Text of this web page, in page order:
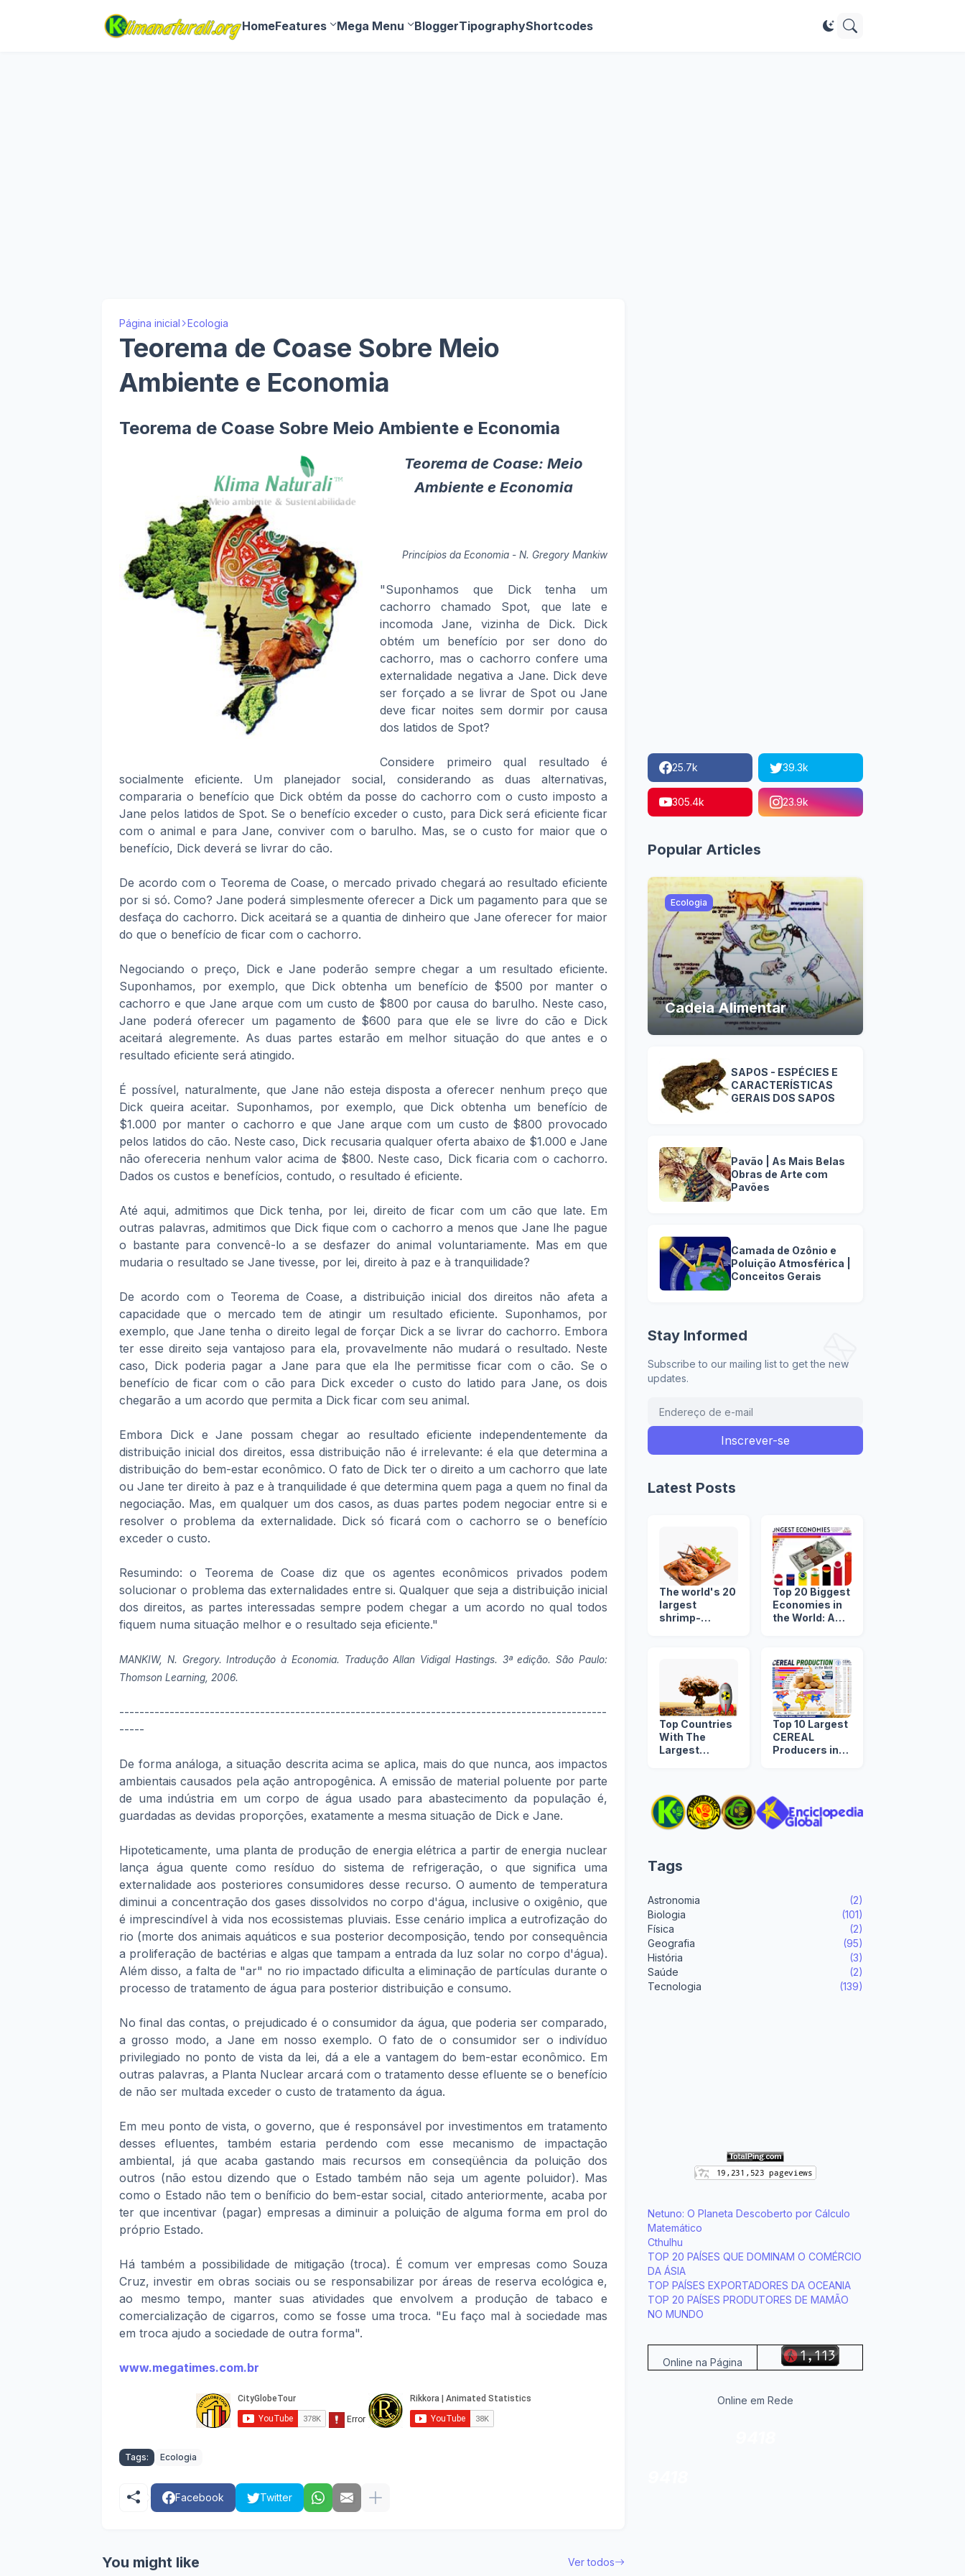
HomeFeatures Mega Menu BloggerTipographyShortcodes
Página inicial Ecologia
Teorema de Coase Sobre Meio
Ambiente e Economia
Teorema de Coase Sobre Meio Ambiente e Economia
Teorema de Coase: Meio
Ambiente e Economia
Princípios da Economia - N. Gregory Mankiw
"Suponhamos que Dick tenha um
cachorro chamado Spot, que late e
incomoda Jane, vizinha de Dick. Dick
obtém um benefício por ser dono do
cachorro, mas o cachorro confere uma
externalidade negativa a Jane. Dick deve
ser forçado a se livrar de Spot ou Jane
deve ficar noites sem dormir por causa
dos latidos de Spot?
Considere primeiro qual resultado é
socialmente eficiente. Um planejador social, considerando as duas alternativas,
compararia o benefício que Dick obtém da posse do cachorro com o custo imposto a
Jane pelos latidos de Spot. Se o benefício exceder o custo, para Dick será eficiente ficar
com o animal e para Jane, conviver com o barulho. Mas, se o custo for maior que o
benefício, Dick deverá se livrar do cão.
De acordo com o Teorema de Coase, o mercado privado chegará ao resultado eficiente
por si só. Como? Jane poderá simplesmente oferecer a Dick um pagamento para que se
desfaça do cachorro. Dick aceitará se a quantia de dinheiro que Jane oferecer for maior
do que o benefício de ficar com o cachorro.
Negociando o preço, Dick e Jane poderão sempre chegar a um resultado eficiente.
Suponhamos, por exemplo, que Dick obtenha um benefício de $500 por manter o
cachorro e que Jane arque com um custo de $800 por causa do barulho. Neste caso,
Jane poderá oferecer um pagamento de $600 para que ele se livre do cão e Dick
aceitará alegremente. As duas partes estarão em melhor situação do que antes e o
resultado eficiente será atingido.
É possível, naturalmente, que Jane não esteja disposta a oferecer nenhum preço que
Dick queira aceitar. Suponhamos, por exemplo, que Dick obtenha um benefício de
$1.000 por manter o cachorro e que Jane arque com um custo de $800 provocado
pelos latidos do cão. Neste caso, Dick recusaria qualquer oferta abaixo de $1.000 e Jane
não ofereceria nenhum valor acima de $800. Neste caso, Dick ficaria com o cachorro.
Dados os custos e benefícios, contudo, o resultado é eficiente.
Até aqui, admitimos que Dick tenha, por lei, direito de ficar com um cão que late. Em
outras palavras, admitimos que Dick fique com o cachorro a menos que Jane lhe pague
o bastante para convencê-lo a se desfazer do animal voluntariamente. Mas em que
mudaria o resultado se Jane tivesse, por lei, direito à paz e à tranquilidade?
De acordo com o Teorema de Coase, a distribuição inicial dos direitos não afeta a
capacidade que o mercado tem de atingir um resultado eficiente. Suponhamos, por
exemplo, que Jane tenha o direito legal de forçar Dick a se livrar do cachorro. Embora
ter esse direito seja vantajoso para ela, provavelmente não mudará o resultado. Neste
caso, Dick poderia pagar a Jane para que ela lhe permitisse ficar com o cão. Se o
benefício de ficar com o cão para Dick exceder o custo do latido para Jane, os dois
chegarão a um acordo que permita a Dick ficar com seu animal.
Embora Dick e Jane possam chegar ao resultado eficiente independentemente da
distribuição inicial dos direitos, essa distribuição não é irrelevante: é ela que determina a
distribuição do bem-estar econômico. O fato de Dick ter o direito a um cachorro que late
ou Jane ter direito à paz e à tranquilidade é que determina quem paga a quem no final da
negociação. Mas, em qualquer um dos casos, as duas partes podem negociar entre si e
resolver o problema da externalidade. Dick só ficará com o cachorro se o benefício
exceder o custo.
Resumindo: o Teorema de Coase diz que os agentes econômicos privados podem
solucionar o problema das externalidades entre si. Qualquer que seja a distribuição inicial
dos direitos, as partes interessadas sempre podem chegar a um acordo no qual todos
fiquem numa situação melhor e o resultado seja eficiente."
MANKIW, N. Gregory. Introdução à Economia. Tradução Allan Vidigal Hastings. 3ª edição. São Paulo:
Thomson Learning, 2006.
-------------------------------------------------------------------------------------------------
-----
De forma análoga, a situação descrita acima se aplica, mais do que nunca, aos impactos
ambientais causados pela ação antropogênica. A emissão de material poluente por parte
de uma indústria em um corpo de água usado para abastecimento da população é,
guardadas as devidas proporções, exatamente a mesma situação de Dick e Jane.
Hipoteticamente, uma planta de produção de energia elétrica a partir de energia nuclear
lança água quente como resíduo do sistema de refrigeração, o que significa uma
externalidade aos posteriores consumidores desse recurso. O aumento de temperatura
diminui a concentração dos gases dissolvidos no corpo d'água, inclusive o oxigênio, que
é imprescindível à vida nos ecossistemas pluviais. Esse cenário implica a eutrofização do
rio (morte dos animais aquáticos e sua posterior decomposição, tendo por consequência
a proliferação de bactérias e algas que tampam a entrada da luz solar no corpo d'água).
Além disso, a falta de "ar" no rio impactado dificulta a eliminação de partículas durante o
processo de tratamento de água para posterior distribuição e consumo.
No final das contas, o prejudicado é o consumidor da água, que poderia ser comparado,
a grosso modo, a Jane em nosso exemplo. O fato de o consumidor ser o indivíduo
privilegiado no ponto de vista da lei, dá a ele a vantagem do bem-estar econômico. Em
outras palavras, a Planta Nuclear arcará com o tratamento desse efluente se o benefício
de não ser multada exceder o custo de tratamento da água.
Em meu ponto de vista, o governo, que é responsável por investimentos em tratamento
desses efluentes, também estaria perdendo com esse mecanismo de impactação
ambiental, já que acaba gastando mais recursos em conseqüência da poluição dos
outros (não estou dizendo que o Estado também não seja um agente poluidor). Mas
como o Estado não tem o beníficio do bem-estar social, citado anteriormente, acaba por
ter que incentivar (pagar) empresas a diminuir a poluição de alguma forma em prol do
próprio Estado.
Há também a possibilidade de mitigação (troca). É comum ver empresas como Souza
Cruz, investir em obras sociais ou se responsabilizar por áreas de reserva ecológica e,
ao mesmo tempo, manter suas atividades que envolvem a produção de tabaco e
comercialização de cigarros, como se fosse uma troca. "Eu faço mal à sociedade mas
em troca ajudo a sociedade de outra forma".
www.megatimes.com.br
Tags: Ecologia
Facebook Twitter
You might like Ver todos
25.7k 39.3k
305.4k 23.9k
Popular Articles
Ecologia
Cadeia Alimentar
SAPOS - ESPÉCIES E
CARACTERÍSTICAS
GERAIS DOS SAPOS
Pavão | As Mais Belas
Obras de Arte com
Pavões
Camada de Ozônio e
Poluição Atmosférica |
Conceitos Gerais
Stay Informed
Subscribe to our mailing list to get the new
updates.
Latest Posts
The world's 20
largest
shrimp-
Top 20 Biggest
Economies in
the World: A
Top Countries
With The
Largest
Top 10 Largest
CEREAL
Producers in
Tags
Astronomia
(2)
Biologia
(101)
Física
(2)
Geografia
(95)
História
(3)
Saúde
(2)
Tecnologia
(139)
Netuno: O Planeta Descoberto por Cálculo
Matemático
Cthulhu
TOP 20 PAÍSES QUE DOMINAM O COMÉRCIO
DA ÁSIA
TOP PAÍSES EXPORTADORES DA OCEANIA
TOP 20 PAÍSES PRODUTORES DE MAMÃO
NO MUNDO
Online na Página
Online em Rede